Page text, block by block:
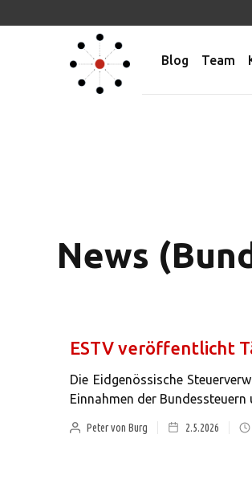
Blog Team
News
ESTV veröffentlicht
Die Eidgenössische
Einnahmen der
Peter von Burg 2.5.2026